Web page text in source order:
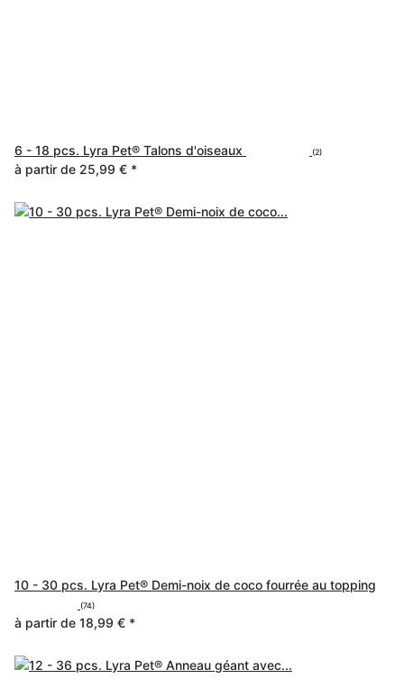
6 - 18 pcs. Lyra Pet® Talons d'oiseaux (2)
à partir de 25,99 € *
10 - 30 pcs. Lyra Pet® Demi-noix de coco fourrée au topping
(74)
à partir de 18,99 € *